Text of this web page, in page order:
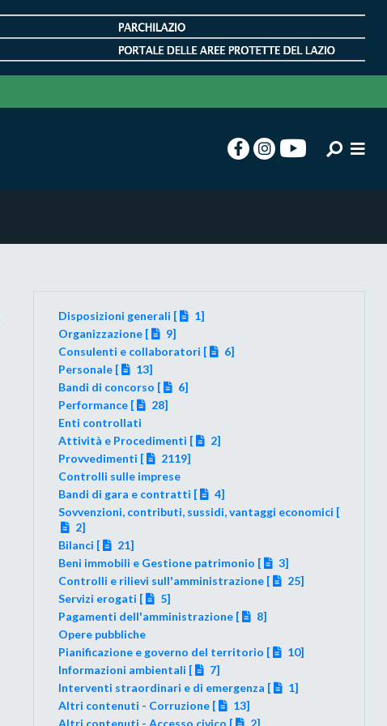
Disposizioni generali [
1]
Organizzazione [
9]
Consulenti e collaboratori [
6]
Personale [
13]
Bandi di concorso [
6]
Performance [
28]
Enti controllati
Attività e Procedimenti [
2]
Provvedimenti [
2119]
Controlli sulle imprese
Bandi di gara e contratti [
4]
Sovvenzioni, contributi, sussidi, vantaggi economici [
2]
Bilanci [
21]
Beni immobili e Gestione patrimonio [
3]
Controlli e rilievi sull'amministrazione [
25]
Servizi erogati [
5]
Pagamenti dell'amministrazione [
8]
Opere pubbliche
Pianificazione e governo del territorio [
10]
Informazioni ambientali [
7]
Interventi straordinari e di emergenza [
1]
Altri contenuti - Corruzione [
13]
Altri contenuti - Accesso civico [
2]